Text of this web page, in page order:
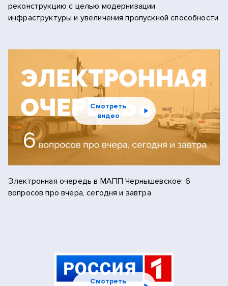
реконструкцию с целью модернизации
инфраструктуры и увеличения пропускной способности
Смотреть
видео
Электронная очередь в МАПП Чернышевское: 6
вопросов про вчера, сегодня и завтра
Смотреть